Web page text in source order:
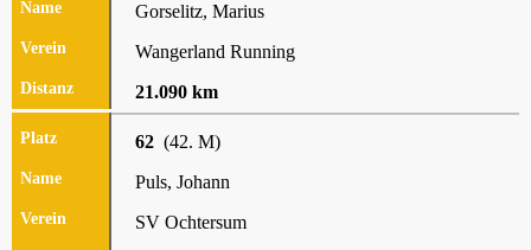
Gorselitz, Marius
Wangerland Running
21.090 km
62 (42. M)
Puls, Johann
SV Ochtersum